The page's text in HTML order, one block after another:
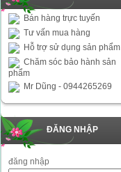
Bán hàng trực tuyến
Tư vấn mua hàng
Hỗ trợ sử dụng sản phẩm
Chăm sóc bảo hành sản
phẩm
Mr Dũng - 0944265269
ĐĂNG NHẬP
đăng nhập